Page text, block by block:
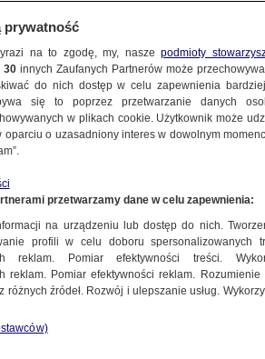
prywatność
na to zgodę, my, naszepodmioty
30 innych Zaufanych Partnerów może
do nich dostęp w celu zapewnienia
się to poprzez przetwarzanie danych
w plikach cookie. Użytkownik może
oparciu o uzasadniony interes w dowolnym
przetwarzamy dane w celu zapewnienia:
na urządzeniu lub dostęp do nich.
profili w celu doboru spersonalizowanych
reklam. Pomiar efektywności treści.
reklam. Pomiar efektywności reklam.
różnych źródeł. Rozwój i ulepszanie usług.